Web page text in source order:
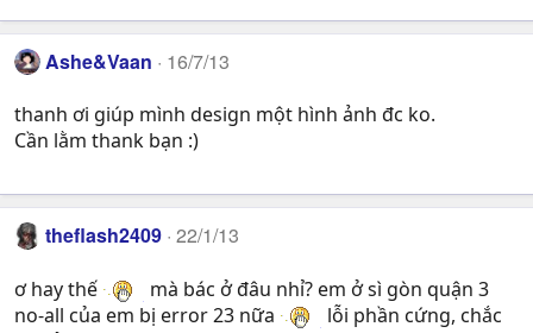
Ashe&Vaan 16/7/13
thanh ơi giúp mình design một hình ảnh đc ko.
Cần lằm thank bạn :)
theflash2409 22/1/13
ơ hay thế
mà bác ở đâu nhỉ? em ở sì gòn quận 3
no-all của em bị error 23 nữa
lỗi phần cứng, chắc